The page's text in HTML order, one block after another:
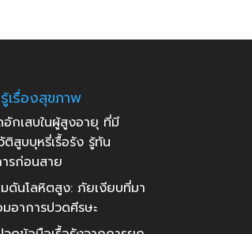
เรื่องสุขภาพ
กเสบในผู้สูงอายุ ที่มี
ติสูบบุหรี่เรื้อรัง รู้ทัน
รก่อนสาย
ดันโลหิตสูง: ภัยเงียบที่มา
อาการปวดศีรษะ